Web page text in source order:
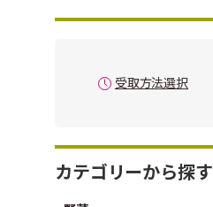
受取方法選択
カテゴリーから探す